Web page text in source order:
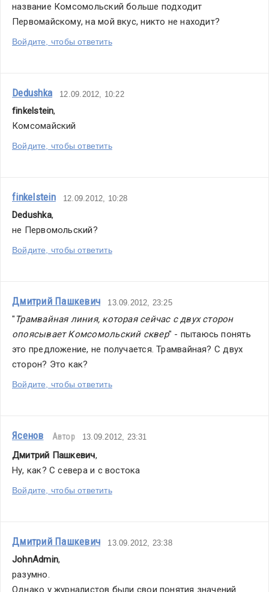
название Комсомольский больше подходит
Первомайскому, на мой вкус, никто не находит?
Войдите, чтобы ответить
Dedushka 12.09.2012, 10:22
finkelstein,
Комсомайский
Войдите, чтобы ответить
finkelstein 12.09.2012, 10:28
Dedushka,
не Первомольский?
Войдите, чтобы ответить
Дмитрий Пашкевич 13.09.2012, 23:25
" Трамвайная линия, которая сейчас с двух сторон
опоясывает Комсомольский сквер" - пытаюсь понять
это предложение, не получается. Трамвайная? С двух
сторон? Это как?
Войдите, чтобы ответить
Ясенов Автор 13.09.2012, 23:31
Дмитрий Пашкевич,
Ну, как? С севера и с востока
Войдите, чтобы ответить
Дмитрий Пашкевич 13.09.2012, 23:38
JohnAdmin,
разумно.
Однако у журналистов были свои понятия значений